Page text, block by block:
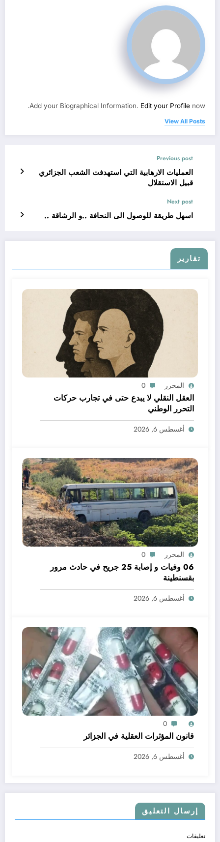
Add your Biographical Information. Edit your Profile now.
View All Posts
Previous post
العمليات الارهابية التي استهدفت الشعب الجزائري
قبيل الاستقلال
Next post
اسهل طريقة للوصول الى النحافة ..و الرشاقة ..
تقارير
المحرر 0
العقل النقلي لا يبدع حتى في تجارب حركات
التحرر الوطني
أغسطس 6, 2026
المحرر 0
06 وفيات و إصابة 25 جريح في حادث مرور
بقسنطينة
أغسطس 6, 2026
0
قانون المؤثرات العقلية في الجزائر
أغسطس 6, 2026
إرسال التعليق
تعليقات